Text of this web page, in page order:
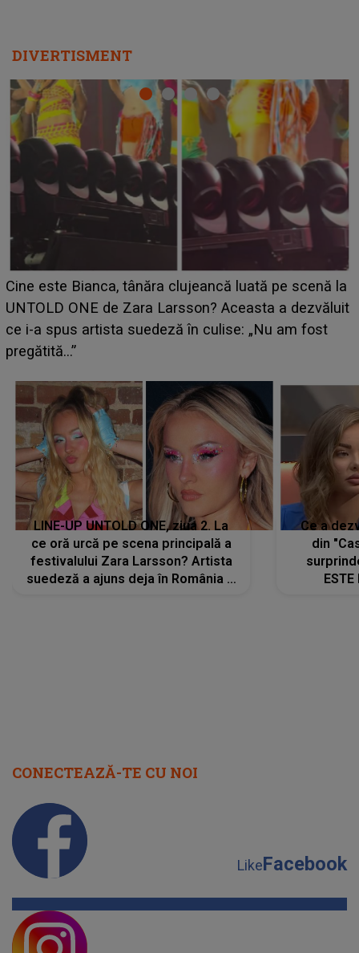
DIVERTISMENT
HOROSCOP 11 august 2026. Marte intră în Rac și
aduce tensiuni uriașe pentru o zodie! Conflictele
izbucnesc din senin în jurul ei, iar o situație dificilă
scapă de sub control
LINE-UP UNTOLD ONE, ziua 2. La
ce oră urcă pe scena principală a
festivalului Zara Larsson? Artista
suedeză a ajuns deja în România și
Ce a
din
CONECTEAZĂ-TE CU NOI
LikeFacebook